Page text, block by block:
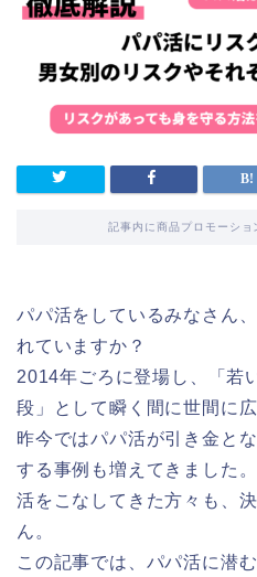
記事内に商品プロモーシ
パパ活をしているみなさん
れていますか？
2014年ごろに登場し、「若
段」として瞬く間に世間に
昨今ではパパ活が引き金と
する事例も増えてきました
活をこなしてきた方々も、
ん。
この記事では、パパ活に潜